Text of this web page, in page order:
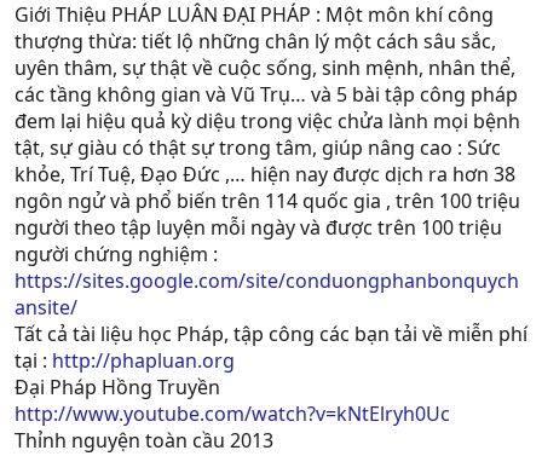
Giới Thiệu PHÁP LUÂN ĐẠI PHÁP : Một môn khí công
thượng thừa: tiết lộ những chân lý một cách sâu sắc,
uyên thâm, sự thật về cuộc sống, sinh mệnh, nhân thể,
các tầng không gian và Vũ Trụ… và 5 bài tập công pháp
đem lại hiệu quả kỳ diệu trong việc chửa lành mọi bệnh
tật, sự giàu có thật sự trong tâm, giúp nâng cao : Sức
khỏe, Trí Tuệ, Ðạo Ðức ,… hiện nay được dịch ra hơn 38
ngôn ngử và phổ biến trên 114 quốc gia , trên 100 triệu
người theo tập luyện mỗi ngày và được trên 100 triệu
người chứng nghiệm :
https://sites.google.com/site/conduongphanbonquych
ansite/
Tất cả tài liệu học Pháp, tập công các bạn tải về miễn phí
tại : http://phapluan.org
Đại Pháp Hồng Truyền
http://www.youtube.com/watch?v=kNtElryh0Uc
Thỉnh nguyện toàn cầu 2013